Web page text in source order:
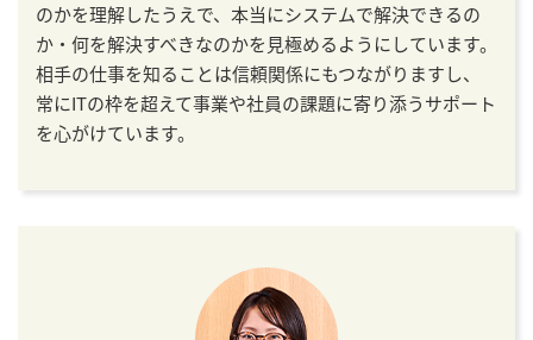
のかを理解したうえで、本当にシステムで解決できるの
か・何を解決すべきなのかを見極めるようにしています。
相手の仕事を知ることは信頼関係にもつながりますし、
常にITの枠を超えて事業や社員の課題に寄り添うサポート
を心がけています。